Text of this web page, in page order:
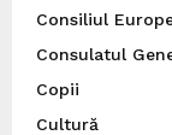
Consiliul
Consulatul
Copii
Cultură